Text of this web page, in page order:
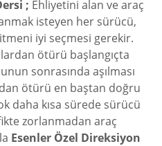
; Ehliyetini alan ve araç
isteyen her sürücü,
iyi seçmesi gerekir.
ötürü başlangıçta
sonrasında aşılması
ötürü en baştan doğru
daha kısa sürede sürücü
zorlanmadan araç
Esenler Özel Direksiyon